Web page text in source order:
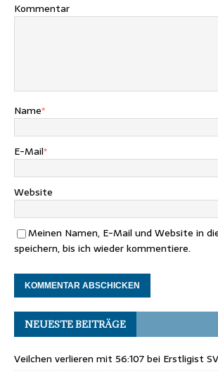
Kommentar
Name*
E-Mail*
Website
Meinen Namen, E-Mail und Website in
speichern, bis ich wieder kommentiere.
NEUESTE BEITRÄGE
Veilchen verlieren mit 56:107 bei Erstligist